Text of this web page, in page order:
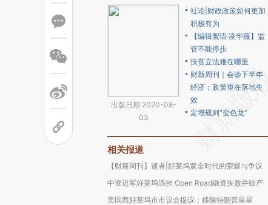
出版日期 2020-08-
03
社论|财政政策如何更加
积极有为
【编辑絮语·凌华薇】监
管不能停步
扶贫立法难在哪里
财新周刊｜会诊下半年
经济：政策重在落地生
效
定增规则“变色龙”
相关报道
【财新周刊】逝者|好莱坞黄金时代的荣耀与争议
中资进军好莱坞遇挫 Open Road融资失败并破产
美国西好莱坞市市议会提议：移除特朗普星星